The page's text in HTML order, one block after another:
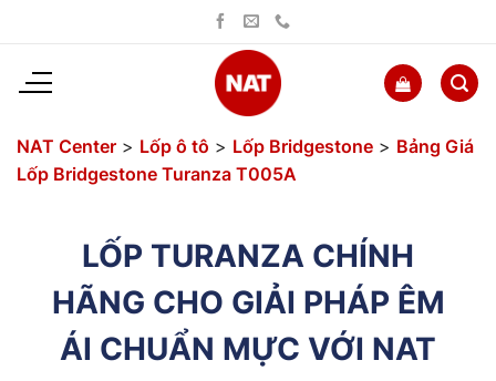
dung
NAT Center > Lốp ô tô > Lốp Bridgestone > Bảng Giá
Lốp Bridgestone Turanza T005A
LỐP TURANZA CHÍNH
HÃNG CHO GIẢI PHÁP ÊM
ÁI CHUẨN MỰC VỚI NAT